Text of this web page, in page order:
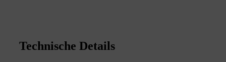
Technische Details